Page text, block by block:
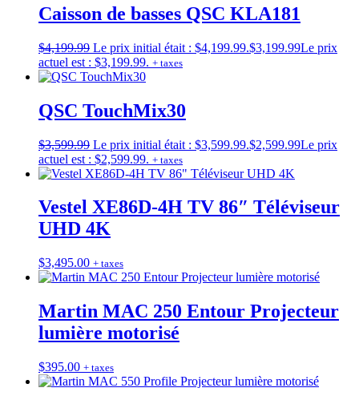
Caisson de basses QSC KLA181
$4,199.99 Le prix initial était : $4,199.99.$3,199.99Le prix
actuel est : $3,199.99. + taxes
QSC TouchMix30
$3,599.99 Le prix initial était : $3,599.99.$2,599.99Le prix
actuel est : $2,599.99. + taxes
Vestel XE86D-4H TV 86″ Téléviseur
UHD 4K
$3,495.00 + taxes
Martin MAC 250 Entour Projecteur
lumière motorisé
$395.00 + taxes